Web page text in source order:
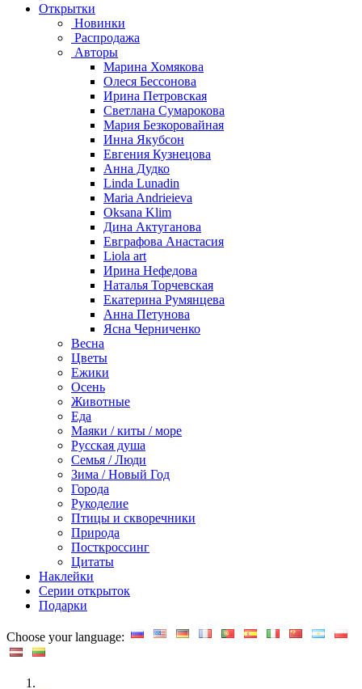
Открытки
Новинки
Распродажа
Авторы
Марина Хомякова
Олеся Бессонова
Ирина Петровская
Светлана Сумарокова
Мария Безкоровайная
Инна Якубсон
Евгения Кузнецова
Анна Дудко
Linda Lunadin
Maria Andrieieva
Oksana Klim
Дина Актуганова
Евграфова Анастасия
Liola art
Ирина Нефедова
Наталья Торчевская
Екатерина Румянцева
Анна Петунова
Ясна Черниченко
Весна
Цветы
Ежики
Осень
Животные
Еда
Маяки / киты / море
Русская душа
Семья / Люди
Зима / Новый Год
Города
Рукоделие
Птицы и скворечники
Природа
Посткроссинг
Цитаты
Наклейки
Серии открыток
Подарки
Choose your language: